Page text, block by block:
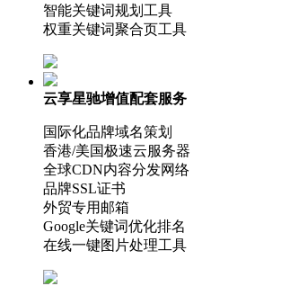
智能关键词规划工具
权重关键词聚合页工具
云享星驰增值配套服务
国际化品牌域名策划
香港/美国极速云服务器
全球CDN内容分发网络
品牌SSL证书
外贸专用邮箱
Google关键词优化排名
在线一键图片处理工具